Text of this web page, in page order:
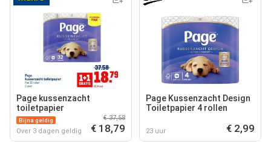
Page kussenzacht
toiletpapier
Bijna geldig
Over 3 dagen geldig
€ 37,58
€ 18,79
Page Kussenzacht Design
Toiletpapier 4 rollen
23 uur € 2,99